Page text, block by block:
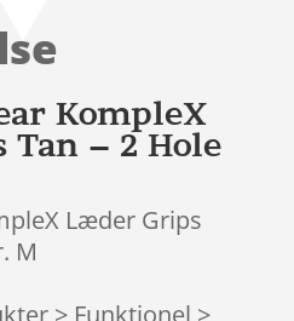
KompleX
– 2 Hole
Læder Grips
M
> Funktionel >